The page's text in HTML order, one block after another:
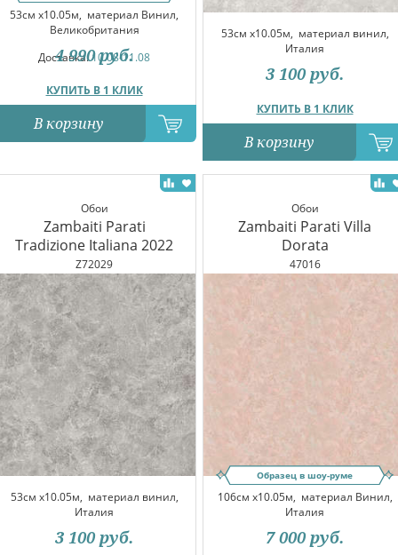
53см x10.05м, материал Винил,
Великобритания
Доставка:10.08-11.08
КУПИТЬ В 1 КЛИК
4 990 руб.
В корзину
53см x10.05м, материал винил,
Италия
КУПИТЬ В 1 КЛИК
3 100 руб.
В корзину
Обои
Zambaiti Parati
Tradizione Italiana 2022
Z72029
53см x10.05м, материал винил,
Италия
3 100 руб.
Обои
Zambaiti Parati Villa
Dorata
47016
Образец в шоу-руме
106см x10.05м, материал Винил,
Италия
7 000 руб.